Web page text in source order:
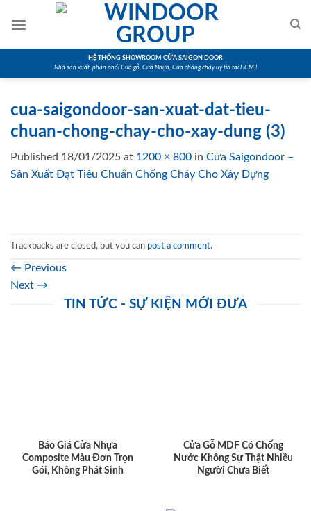
HỆ THỐNG SHOWROOM CỬA SAIGON DOOR
Nhà sản xuất, phân phối Cửa gỗ, Cửa Nhựa, Cửa chống cháy uy tín tại HCM !
cua-saigondoor-san-xuat-dat-tieu-
chuan-chong-chay-cho-xay-dung (3)
Published 18/01/2025 at 1200 × 800 in Cửa Saigondoor –
Sản Xuất Đạt Tiêu Chuẩn Chống Cháy Cho Xây Dựng
Trackbacks are closed, but you can post a comment.
← Previous
Next →
TIN TỨC - SỰ KIỆN MỚI ĐƯA
Báo Giá Cửa Nhựa
Composite Màu Đơn Trọn
Gói, Không Phát Sinh
Cửa Gỗ MDF Có Chống
Nước Không Sự Thật Nhiều
Người Chưa Biết